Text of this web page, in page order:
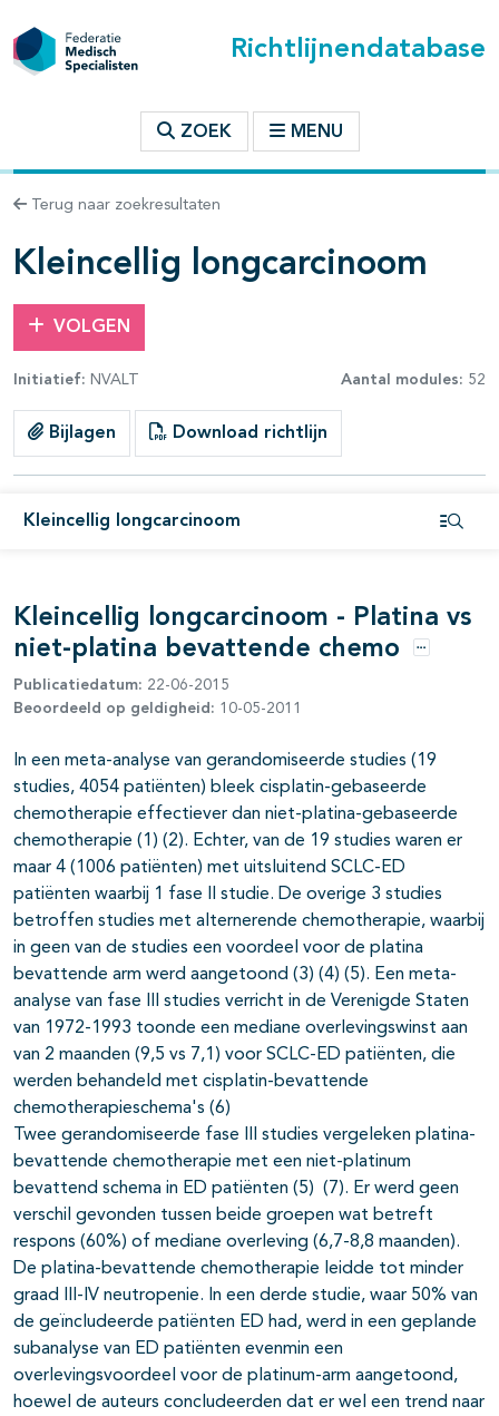
Richtlijnendatabase
ZOEK MENU
Terug naar zoekresultaten
Kleincellig longcarcinoom
VOLGEN
Initiatief: NVALT Aantal modules: 52
Bijlagen Download richtlijn
Kleincellig longcarcinoom
binnen deze richtlijn
open- en dichtklappen
open- en dichtklappen
open- en dichtklappen
open- en dichtklappen
open- en dichtklappen
open- en dichtklappen
open- en dichtklappen
Kleincellig longcarcinoom - Platina vs
niet-platina bevattende chemo
Opties
Publicatiedatum: 22-06-2015
Beoordeeld op geldigheid: 10-05-2011
In een meta-analyse van gerandomiseerde studies (19
studies, 4054 patiënten) bleek cisplatin-gebaseerde
chemotherapie effectiever dan niet-platina-gebaseerde
chemotherapie (1) (2). Echter, van de 19 studies waren er
maar 4 (1006 patiënten) met uitsluitend SCLC-ED
patiënten waarbij 1 fase II studie. De overige 3 studies
betroffen studies met alternerende chemotherapie, waarbij
in geen van de studies een voordeel voor de platina
bevattende arm werd aangetoond (3) (4) (5). Een meta-
analyse van fase III studies verricht in de Verenigde Staten
van 1972-1993 toonde een mediane overlevingswinst aan
van 2 maanden (9,5 vs 7,1) voor SCLC-ED patiënten, die
werden behandeld met cisplatin-bevattende
chemotherapieschema's (6)
Twee gerandomiseerde fase III studies vergeleken platina-
bevattende chemotherapie met een niet-platinum
bevattend schema in ED patiënten (5) (7). Er werd geen
verschil gevonden tussen beide groepen wat betreft
respons (60%) of mediane overleving (6,7-8,8 maanden).
De platina-bevattende chemotherapie leidde tot minder
graad III-IV neutropenie. In een derde studie, waar 50% van
de geïncludeerde patiënten ED had, werd in een geplande
subanalyse van ED patiënten evenmin een
overlevingsvoordeel voor de platinum-arm aangetoond,
hoewel de auteurs concludeerden dat er wel een trend naar